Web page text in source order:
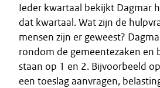
Ieder kwartaal bekijkt Dagmar
dat kwartaal. Wat zijn de
mensen zijn er geweest?
rondom de gemeentezaken en
staan op 1 en 2. Bijvoorbeeld
een toeslag aanvragen,